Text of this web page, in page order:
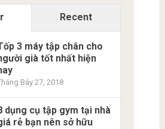
Recent
3 máy tập chân cho
già tốt nhất hiện
Bảy 27, 2018
dụng cụ tập gym tại nhà
rẻ bạn nên sở hữu